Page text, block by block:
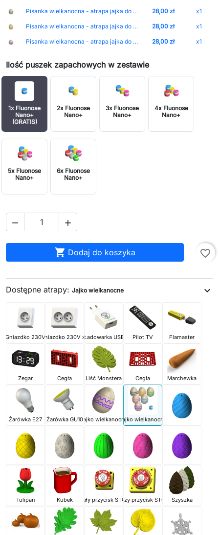
Pisanka wielkanocna - atrapa jajka do treningów węchowych Kolor-Night_Sky 28,00 zł x1
Pisanka wielkanocna - atrapa jajka do treningów węchowych Kolor-Orange 28,00 zł x1
Pisanka wielkanocna - atrapa jajka do treningów węchowych Kolor-Purple 28,00 zł x1
Ilość puszek zapachowych w zestawie
1x Fluonose
Nano+
(GRATIS)
2x Fluonose
Nano+
3x Fluonose
Nano+
4x Fluonose
Nano+
5x Fluonose
Nano+
6x Fluonose
Nano+
 
 Dodaj do koszyka favorite_border
Dostępne atrapy: Jajko wielkanocne expand_more
Gniazdko 230VGniazdko 230V x2Ładowarka USB Pilot TV Flamaster
Zegar Cegła Liść Monstera Cegła Marchewka
Żarówka E27 Żarówka GU10Jajko wielkanocneJajko wielkanocne
Tulipan Kubek Mały przycisk STOPDuży przycisk STOP Szyszka